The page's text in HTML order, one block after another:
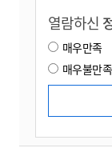
열람하신
매우만족
매우불만족